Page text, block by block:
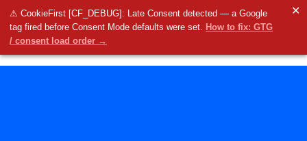
⚠ CookieFirst [CF_DEBUG]: Late Consent detected — a Google
tag fired before Consent Mode defaults were set. How to fix: GTG
/ consent load order →
✕